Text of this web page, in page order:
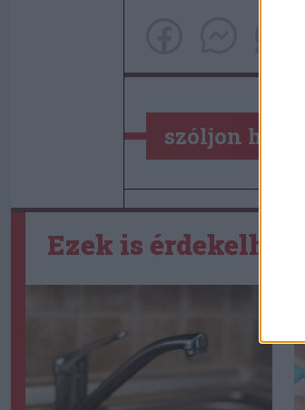
szóljon hozzá!
Ezek is érdekelhetik